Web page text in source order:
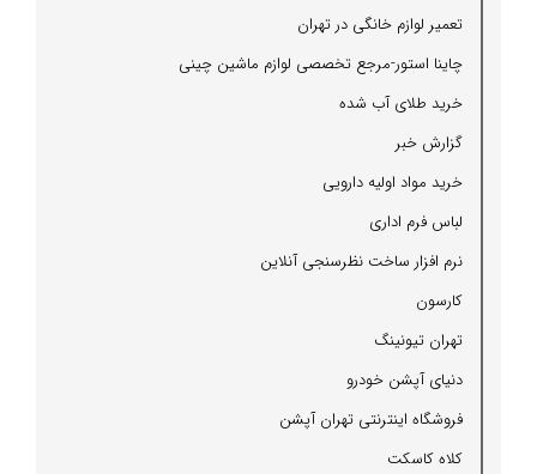
تعمیر لوازم خانگی در تهران
چاینا استور-مرجع تخصصی لوازم ماشین چینی
خرید طلای آب شده
گزارش خبر
خرید مواد اولیه دارویی
لباس فرم اداری
نرم افزار ساخت نظرسنجی آنلاین
كارسون
تهران تیونینگ
دنیای آپشن خودرو
فروشگاه اینترنتی تهران آپشن
كلاه كاسكت